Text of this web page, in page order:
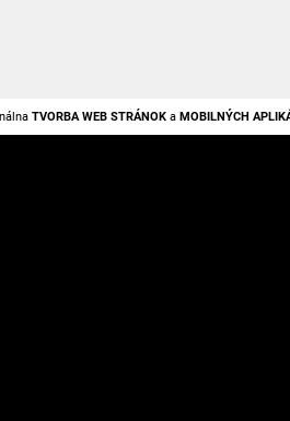
TVORBA WEB STRÁNOK a MOBILNÝCH